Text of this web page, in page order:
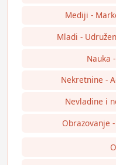
Mediji -
Mladi -
Nauka
Nekretnine -
Nevladine i
Obrazovanje